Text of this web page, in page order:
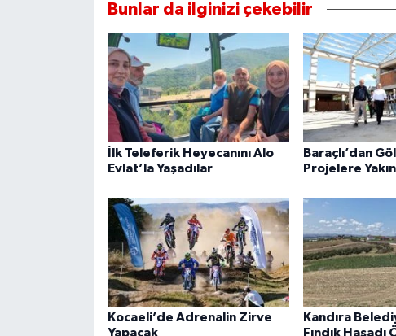
Bunlar da ilginizi çekebilir
İlk Teleferik Heyecanını Alo
Evlat’la Yaşadılar
Baraçlı’dan
Projelere
Kocaeli’de Adrenalin Zirve
Yapacak
Kandıra
Fındık Hasadı